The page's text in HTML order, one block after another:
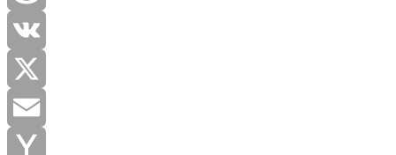
Reddit
VK
X
Email